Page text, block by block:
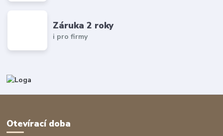
Záruka 2 roky
i pro firmy
Otevírací doba